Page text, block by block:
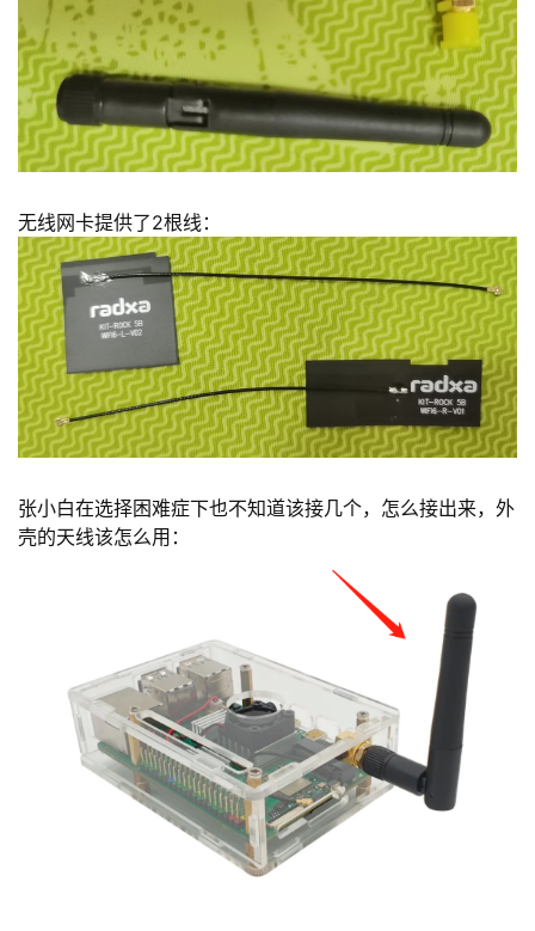
无线网卡提供了2根线：
张小白在选择困难症下也不知道该接几个，怎么接出来，外
壳的天线该怎么用：